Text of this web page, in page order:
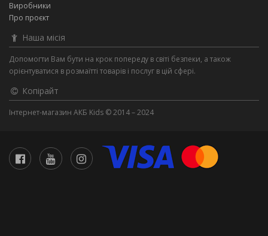
Виробники
Про проєкт
Наша місія
Допомогти Вам бути на крок попереду в світі безпеки, а також
орієнтуватися в розмаїтті товарів і послуг в цій сфері.
Копірайт
Інтернет-магазин АКБ Kids © 2014 – 2024